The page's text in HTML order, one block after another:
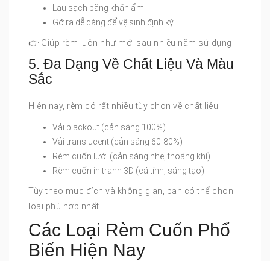
Lau sạch bằng khăn ẩm.
Gỡ ra dễ dàng để vệ sinh định kỳ.
👉 Giúp rèm luôn như mới sau nhiều năm sử dụng.
5. Đa Dạng Về Chất Liệu Và Màu
Sắc
Hiện nay, rèm có rất nhiều tùy chọn về chất liệu:
Vải blackout (cản sáng 100%)
Vải translucent (cản sáng 60-80%)
Rèm cuốn lưới (cản sáng nhẹ, thoáng khí)
Rèm cuốn in tranh 3D (cá tính, sáng tạo)
Tùy theo mục đích và không gian, bạn có thể chọn
loại phù hợp nhất.
Các Loại Rèm Cuốn Phổ
Biến Hiện Nay